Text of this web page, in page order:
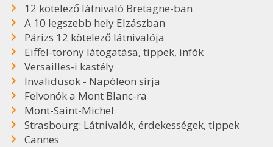
12 kötelező látnivaló Bretagne-ban
A 10 legszebb hely Elzászban
Párizs 12 kötelező látnivalója
Eiffel-torony látogatása, tippek, infók
Versailles-i kastély
Invalidusok - Napóleon sírja
Felvonók a Mont Blanc-ra
Mont-Saint-Michel
Strasbourg: Látnivalók, érdekességek, tippek
Cannes